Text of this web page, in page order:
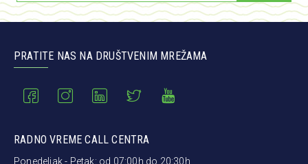
PRATITE NAS NA DRUŠTVENIM MREŽAMA
RADNO VREME CALL CENTRA
Ponedeljak - Petak: od 07:00h do 20:30h